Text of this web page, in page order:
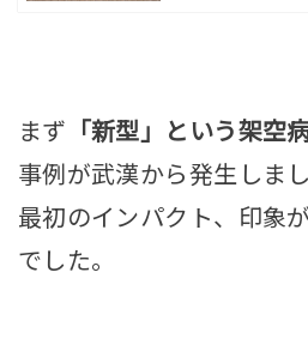
まず 「新型」という架空
事例が武漢から発生しまし
最初のインパクト、印象
でした。